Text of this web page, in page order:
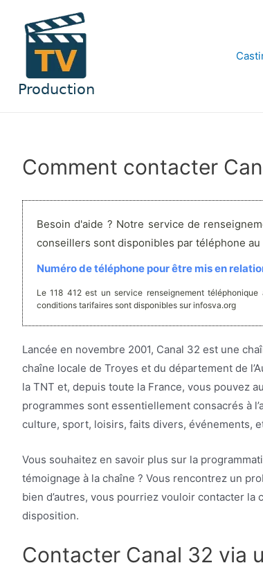
contenu
Comment contacter
Besoin d'aide ? Notre service de
conseillers sont disponibles par téléphone
Numéro de téléphone pour être mis en
Le 118 412 est un service renseignement
conditions tarifaires sont disponibles sur infosva.org
Lancée en novembre 2001, Canal 32 est une
chaîne locale de Troyes et du département de
la TNT et, depuis toute la France, vous pouvez
programmes sont essentiellement consacrés à
culture, sport, loisirs, faits divers, événements,
Vous souhaitez en savoir plus sur la
témoignage à la chaîne ? Vous rencontrez un
bien d’autres, vous pourriez vouloir contacter
disposition.
Contacter Canal 32 via